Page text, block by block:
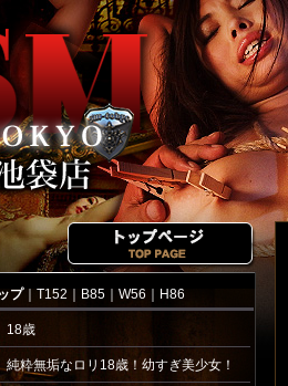
プ｜T152｜B85｜W56｜H86
18歳
純粋無垢なロリ18歳！幼すぎ美少女！